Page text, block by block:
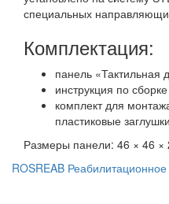
специальных
Комплектация:
панель «Тактильная
инструкция по
комплект для
пластиковые
Размеры панели: 46 × 46
ROSREAB